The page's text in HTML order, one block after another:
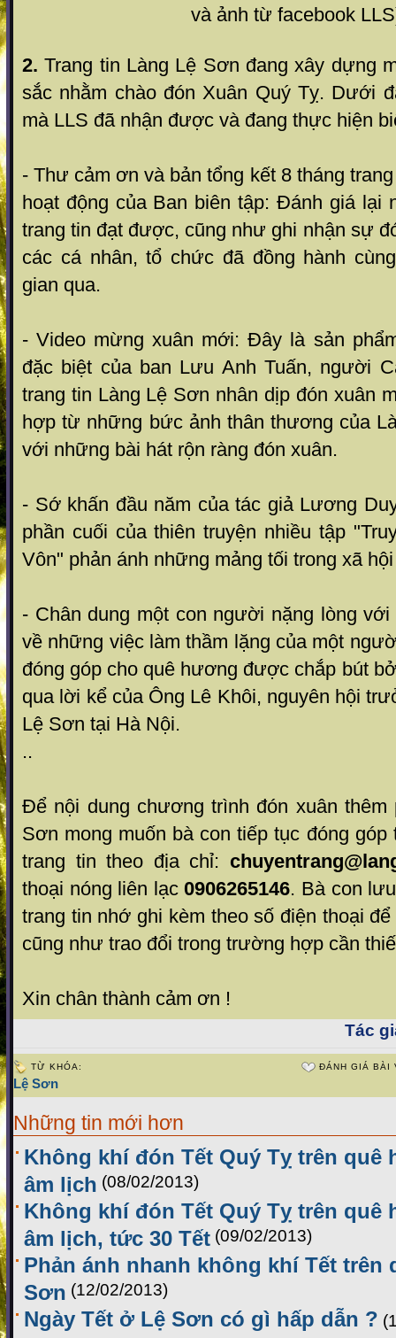
và ảnh từ facebook
2. Trang tin Làng Lệ Sơn đang xây dựng
sắc nhằm chào đón Xuân Quý Tỵ. Dưới
mà LLS đã nhận được và đang thực hiện
- Thư cảm ơn và bản tổng kết 8 tháng
hoạt động của Ban biên tập: Đánh giá lại
trang tin đạt được, cũng như ghi nhận sự
các cá nhân, tổ chức đã đồng hành
gian qua.
- Video mừng xuân mới: Đây là sản
đặc biệt của ban Lưu Anh Tuấn, người
trang tin Làng Lệ Sơn nhân dịp đón xuân
hợp từ những bức ảnh thân thương của
với những bài hát rộn ràng đón xuân.
- Sớ khấn đầu năm của tác giả Lương
phần cuối của thiên truyện nhiều tập
Vôn" phản ánh những mảng tối trong xã
- Chân dung một con người nặng lòng
về những việc làm thầm lặng của một
đóng góp cho quê hương được chắp bút
qua lời kể của Ông Lê Khôi, nguyên hội
Lệ Sơn tại Hà Nội.
..
Để nội dung chương trình đón xuân thêm
Sơn mong muốn bà con tiếp tục đóng
trang tin theo địa chỉ:
thoại nóng liên lạc0906265146. Bà con
trang tin nhớ ghi kèm theo số điện thoại
cũng như trao đổi trong trường hợp cần
Xin chân thành cảm ơn !
Tác
TỪ KHÓA:
Lệ Sơn
ĐÁNH GIÁ BÀI
Những tin mới hơn
Không khí đón Tết Quý Tỵ trên quê
âm lịch (08/02/2013)
Không khí đón Tết Quý Tỵ trên quê
âm lịch, tức 30 Tết (09/02/2013)
Phản ánh nhanh không khí Tết trên
Sơn (12/02/2013)
Ngày Tết ở Lệ Sơn có gì hấp dẫn ?